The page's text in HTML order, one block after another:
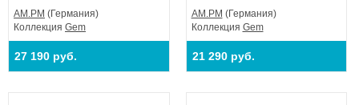
AM.PM (Германия)
Коллекция Gem
27 190 руб.
AM.PM (Германия)
Коллекция Gem
21 290 руб.